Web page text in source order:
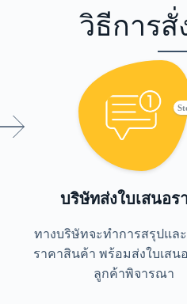
วิธีการสั่
บริษัทส่งใบเสนอร
ทางบริษัทจะทำการสรุปแล
ราคาสินค้า พร้อมส่งใบเสน
ลูกค้าพิจารณา